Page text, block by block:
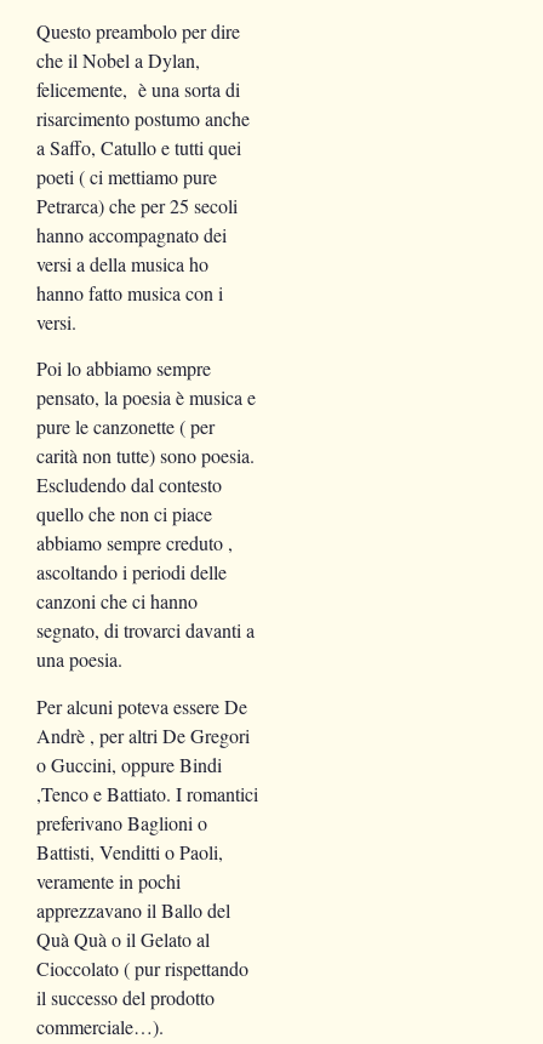
Questo preambolo per dire
che il Nobel a Dylan,
felicemente, è una sorta di
risarcimento postumo anche
a Saffo, Catullo e tutti quei
poeti ( ci mettiamo pure
Petrarca) che per 25 secoli
hanno accompagnato dei
versi a della musica ho
hanno fatto musica con i
versi.
Poi lo abbiamo sempre
pensato, la poesia è musica e
pure le canzonette ( per
carità non tutte) sono poesia.
Escludendo dal contesto
quello che non ci piace
abbiamo sempre creduto ,
ascoltando i periodi delle
canzoni che ci hanno
segnato, di trovarci davanti a
una poesia.
Per alcuni poteva essere De
Andrè , per altri De Gregori
o Guccini, oppure Bindi
,Tenco e Battiato. I romantici
preferivano Baglioni o
Battisti, Venditti o Paoli,
veramente in pochi
apprezzavano il Ballo del
Quà Quà o il Gelato al
Cioccolato ( pur rispettando
il successo del prodotto
commerciale…).